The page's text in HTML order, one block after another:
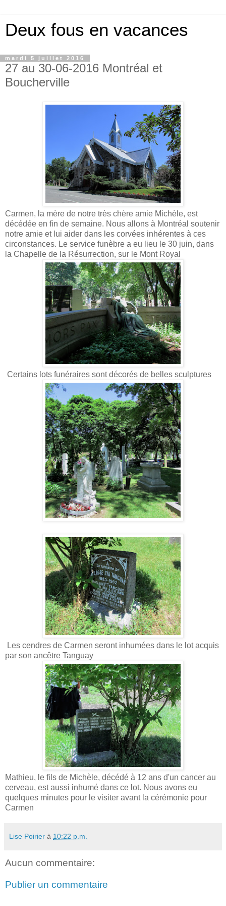
Deux fous en vacances
mardi 5 juillet 2016
27 au 30-06-2016 Montréal et
Boucherville
Carmen, la mère de notre très chère amie Michèle, est
décédée en fin de semaine. Nous allons à Montréal soutenir
notre amie et lui aider dans les corvées inhérentes à ces
circonstances. Le service funèbre a eu lieu le 30 juin, dans
la Chapelle de la Résurrection, sur le Mont Royal
Certains lots funéraires sont décorés de belles sculptures
Les cendres de Carmen seront inhumées dans le lot acquis
par son ancêtre Tanguay
Mathieu, le fils de Michèle, décédé à 12 ans d'un cancer au
cerveau, est aussi inhumé dans ce lot. Nous avons eu
quelques minutes pour le visiter avant la cérémonie pour
Carmen
Lise Poirier à 10:22 p.m.
Aucun commentaire:
Publier un commentaire